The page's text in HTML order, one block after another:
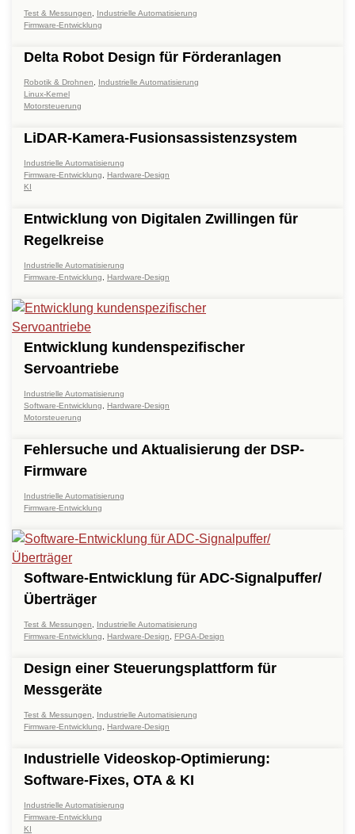
Test & Messungen
Industrielle Automatisierung
Firmware-Entwicklung
Delta Robot Design für Förderanlagen
Robotik & Drohnen
Industrielle Automatisierung
Linux-Kernel
Motorsteuerung
LiDAR-Kamera-Fusionsassistenzsystem
Industrielle Automatisierung
Firmware-Entwicklung
Hardware-Design
KI
Entwicklung von Digitalen Zwillingen für
Regelkreise
Industrielle Automatisierung
Firmware-Entwicklung
Hardware-Design
Entwicklung kundenspezifischer
Servoantriebe
Industrielle Automatisierung
Software-Entwicklung
Hardware-Design
Motorsteuerung
Fehlersuche und Aktualisierung der DSP-
Firmware
Industrielle Automatisierung
Firmware-Entwicklung
Software-Entwicklung für ADC-Signalpuffer/
Überträger
Test & Messungen
Industrielle Automatisierung
Firmware-Entwicklung
Hardware-Design FPGA-Design
Design einer Steuerungsplattform für
Messgeräte
Test & Messungen
Industrielle Automatisierung
Firmware-Entwicklung
Hardware-Design
Industrielle Videoskop-Optimierung:
Software-Fixes, OTA & KI
Industrielle Automatisierung
Firmware-Entwicklung
KI